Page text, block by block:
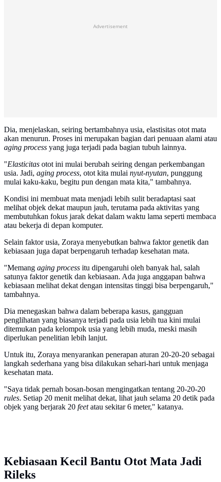
Advertisement
Dia, menjelaskan, seiring bertambahnya usia, elastisitas otot mata
akan menurun. Proses ini merupakan bagian dari penuaan alami atau
aging process yang juga terjadi pada bagian tubuh lainnya.
"Elasticitas otot ini mulai berubah seiring dengan perkembangan
usia. Jadi, aging process, otot kita mulai nyut-nyutan, punggung
mulai kaku-kaku, begitu pun dengan mata kita," tambahnya.
Kondisi ini membuat mata menjadi lebih sulit beradaptasi saat
melihat objek dekat maupun jauh, terutama pada aktivitas yang
membutuhkan fokus jarak dekat dalam waktu lama seperti membaca
atau bekerja di depan komputer.
Selain faktor usia, Zoraya menyebutkan bahwa faktor genetik dan
kebiasaan juga dapat berpengaruh terhadap kesehatan mata.
"Memang aging process itu dipengaruhi oleh banyak hal, salah
satunya faktor genetik dan kebiasaan. Ada juga anggapan bahwa
kebiasaan melihat dekat dengan intensitas tinggi bisa berpengaruh,"
tambahnya.
Dia menegaskan bahwa dalam beberapa kasus, gangguan
penglihatan yang biasanya terjadi pada usia lebih tua kini mulai
ditemukan pada kelompok usia yang lebih muda, meski masih
diperlukan penelitian lebih lanjut.
Untuk itu, Zoraya menyarankan penerapan aturan 20-20-20 sebagai
langkah sederhana yang bisa dilakukan sehari-hari untuk menjaga
kesehatan mata.
"Saya tidak pernah bosan-bosan mengingatkan tentang 20-20-20
rules. Setiap 20 menit melihat dekat, lihat jauh selama 20 detik pada
objek yang berjarak 20 feetatau sekitar 6 meter," katanya.
Kebiasaan Kecil Bantu Otot Mata Jadi
Rileks